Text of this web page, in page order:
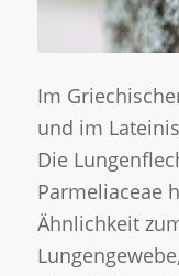
Im
und im
Die
Parmeliaceae
Ähnlichkeit